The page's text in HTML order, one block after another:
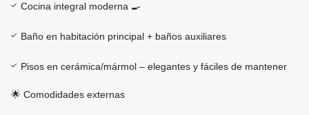
Cocina integral moderna 🍳
Baño en habitación principal + baños auxiliares
Pisos en cerámica/mármol – elegantes y fáciles de mantener
🌟 Comodidades externas